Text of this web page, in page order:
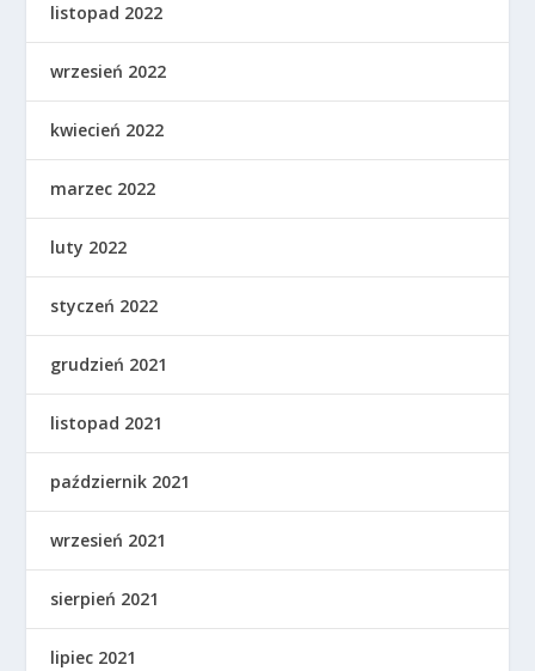
listopad 2022
wrzesień 2022
kwiecień 2022
marzec 2022
luty 2022
styczeń 2022
grudzień 2021
listopad 2021
październik 2021
wrzesień 2021
sierpień 2021
lipiec 2021